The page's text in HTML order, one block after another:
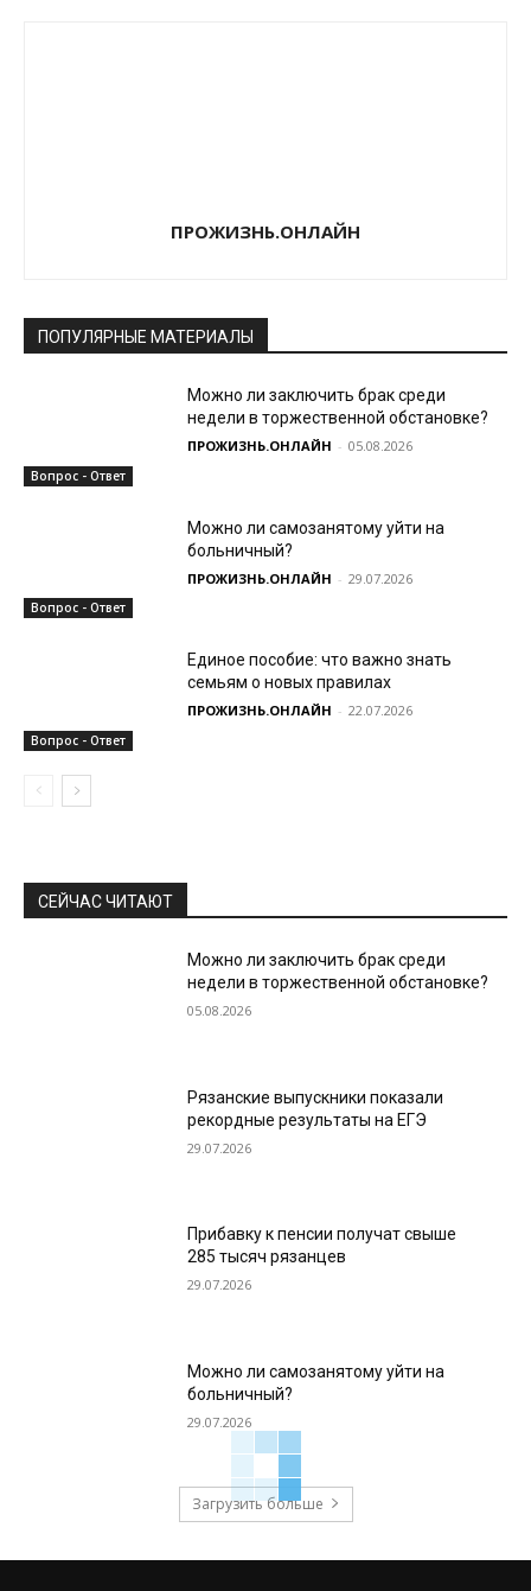
ПРОЖИЗНЬ.ОНЛАЙН
ПОПУЛЯРНЫЕ МАТЕРИАЛЫ
Вопрос - Ответ
Можно ли заключить брак среди
недели в торжественной обстановке?
ПРОЖИЗНЬ.ОНЛАЙН - 05.08.2026
Вопрос - Ответ
Можно ли самозанятому уйти на
больничный?
ПРОЖИЗНЬ.ОНЛАЙН - 29.07.2026
Вопрос - Ответ
Единое пособие: что важно знать
семьям о новых правилах
ПРОЖИЗНЬ.ОНЛАЙН - 22.07.2026
СЕЙЧАС ЧИТАЮТ
Можно ли заключить брак среди
недели в торжественной обстановке?
05.08.2026
Рязанские выпускники показали
рекордные результаты на ЕГЭ
29.07.2026
Прибавку к пенсии получат свыше
285 тысяч рязанцев
29.07.2026
Можно ли самозанятому уйти на
больничный?
29.07.2026
Загрузить больше